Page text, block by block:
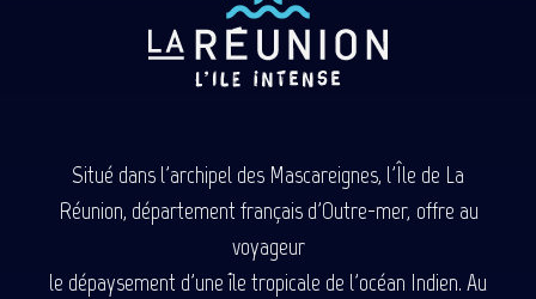
Situé dans l'archipel des Mascareignes, l'Île de La
Réunion, département français d'Outre-mer, offre au
voyageur
le dépaysement d'une île tropicale de l'océan Indien. Au